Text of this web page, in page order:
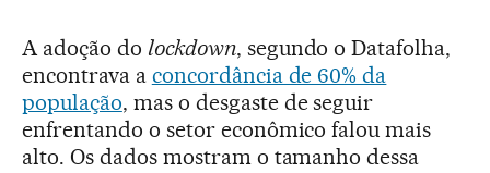
A adoção do lockdown, segundo o Datafolha,
encontrava a concordância de 60% da
população, mas o desgaste de seguir
enfrentando o setor econômico falou mais
alto. Os dados mostram o tamanho dessa